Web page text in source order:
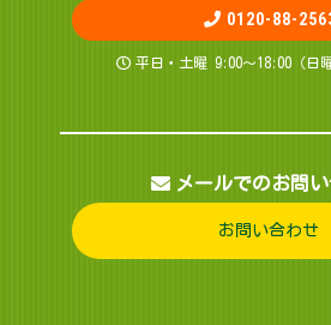
0120-88-
平日・土曜 9:00～18:00（日
メールでのお問
お問い合わせ